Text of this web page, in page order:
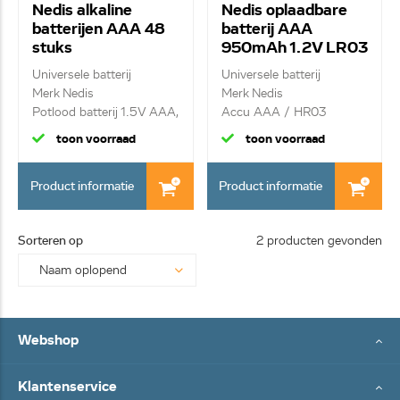
Nedis alkaline
batterijen AAA 48
stuks
BAAKLR0348BX
Universele batterij
Merk Nedis
Potlood batterij 1.5V AAA,
...
toon voorraad
Product informatie
Nedis oplaadbare
batterij AAA
950mAh 1.2V LR03
BANM9HR034B
Universele batterij
Merk Nedis
Accu AAA / HR03
950mAh, bli...
toon voorraad
Product informatie
Sorteren op 2 producten gevonden
Webshop
Klantenservice